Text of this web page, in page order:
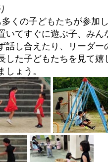
くの子どもたちが参加
いてすぐに遊ぶ子、み
話し合えたり、リーダ
した子どもたちを見て
しょう。